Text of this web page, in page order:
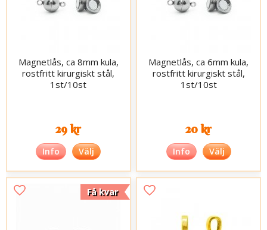
Magnetlås, ca 8mm kula,
rostfritt kirurgiskt stål,
1st/10st
29 kr
Info Välj
Magnetlås, ca 6mm kula,
rostfritt kirurgiskt stål,
1st/10st
20 kr
Info Välj
Få kvar